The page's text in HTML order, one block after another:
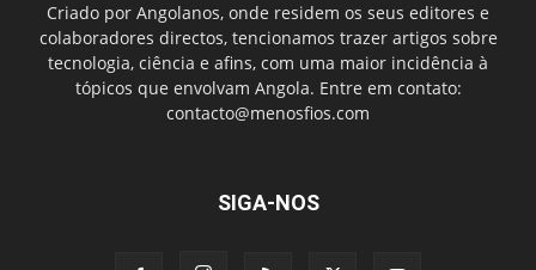
Criado por Angolanos, onde residem os seus editores e
colaboradores directos, tencionamos trazer artigos sobre
tecnologia, ciência e afins, com uma maior incidência à
tópicos que envolvam Angola. Entre em contato:
contacto@menosfios.com
SIGA-NOS